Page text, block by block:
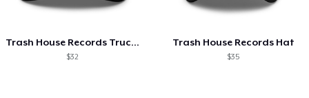
Trash House Records Trucker
$32
Trash House Records Hat
$35